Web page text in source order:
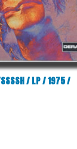
/SSSSH / LP / 1975 /